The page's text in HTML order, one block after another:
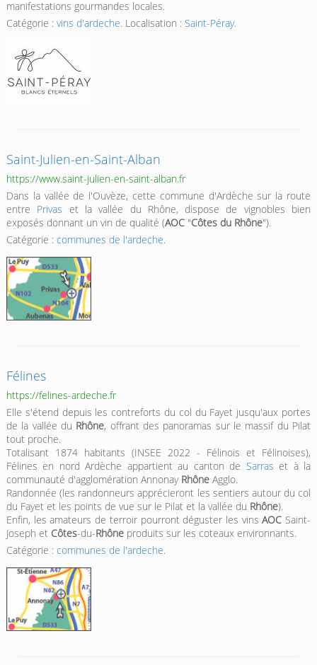
manifestations gourmandes locales.
Catégorie : vins d'ardeche. Localisation : Saint-Péray.
Saint-Julien-en-Saint-Alban
https://www.saint-julien-en-saint-alban.fr
Dans la vallée de l'Ouvèze, cette commune d'Ardèche sur la route
entre Privas et la vallée du Rhône, dispose de vignobles bien
exposés donnant un vin de qualité (AOC"Côtes du Rhône").
Catégorie : communes de l'ardeche.
Félines
https://felines-ardeche.fr
Elle s'étend depuis les contreforts du col du Fayet jusqu'aux portes
de la vallée du Rhône, offrant des panoramas sur le massif du Pilat
tout proche.
Totalisant 1874 habitants (INSEE 2022 - Félinois et Félinoises),
Félines en nord Ardèche appartient au canton de Sarras et à la
communauté d'agglomération Annonay RhôneAgglo.
Randonnée (les randonneurs apprécieront les sentiers autour du col
du Fayet et les points de vue sur le Pilat et la vallée du Rhône).
Enfin, les amateurs de terroir pourront déguster les vinsAOC Saint-
Joseph et Côtes-du-Rhôneproduits sur les coteaux environnants.
Catégorie : communes de l'ardeche.